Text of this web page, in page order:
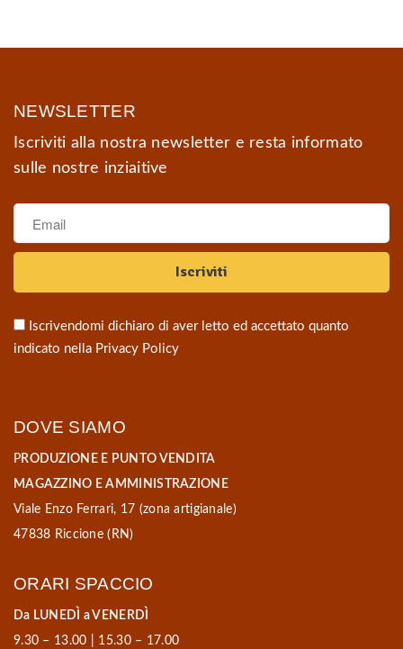
NEWSLETTER
Iscriviti alla nostra newsletter e resta informato
sulle nostre inziaitive
Iscrivendomi dichiaro di aver letto ed accettato quanto
indicato nella Privacy Policy
DOVE SIAMO
PRODUZIONE E PUNTO VENDITA
MAGAZZINO E AMMINISTRAZIONE
Viale Enzo Ferrari, 17 (zona artigianale)
47838 Riccione (RN)
ORARI SPACCIO
Da LUNEDÌ a VENERDÌ
9.30 – 13.00 | 15.30 – 17.00